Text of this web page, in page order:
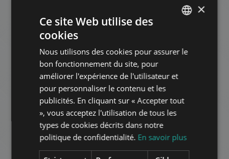
LISZT FERENC TÉR
Montant du loyer: 724.000 HUF
Quartier 6 • 3 chambres • 118 m
AJOUTER À LA LISTE
HUNGARIAN
FRENCH
ITALIAN
RUSSIAN
×
Ce site Web utilise des
cookies
Nous utilisons des cookies pour assurer le
bon fonctionnement du site, pour
améliorer l'expérience de l'utilisateur et
pour personnaliser le contenu et les
publicités. En cliquant sur « Accepter tout
», vous acceptez l'utilisation de tous les
types de cookies décrits dans notre
politique de confidentialité. En savoir plus